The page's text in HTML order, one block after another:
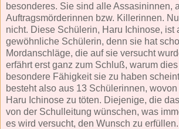
besonderes. Sie sind alle Assasininnen,
Auftragsmörderinnen bzw. Killerinnen.
nicht. Diese Schülerin, Haru Ichinose, ist
gewöhnliche Schülerin, denn sie hat
Mordanschläge, die auf sie versucht
erfährt erst ganz zum Schluß, warum
besondere Fähigkeit sie zu haben
besteht also aus 13 Schülerinnen,
Haru Ichinose zu töten. Diejenige, die
von der Schulleitung wünschen, was
es wird versucht, den Wunsch zu